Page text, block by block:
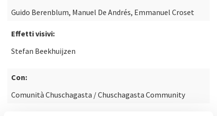
Guido Berenblum, Manuel De Andrés, Emmanuel Croset
Effetti visivi:
Stefan Beekhuijzen
Con:
Comunità Chuschagasta / Chuschagasta Community